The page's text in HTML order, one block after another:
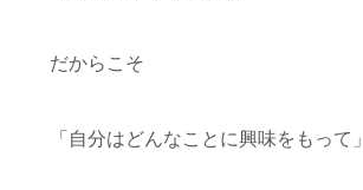
だからこそ
「自分はどんなことに興味をもって」